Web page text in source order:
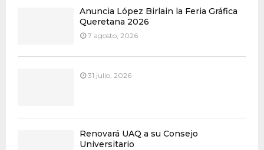
Anuncia López Birlain la Feria Gráfica
Queretana 2026
7 agosto, 2026
31 julio, 2026
Renovará UAQ a su Consejo
Universitario